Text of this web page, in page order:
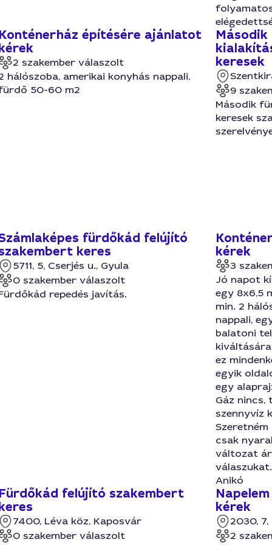
építésére ajánlatot
2 szakember válaszolt
hálószoba, amerikai konyhás nappali,
50-60 m2
keresek
9
Második
keresek
fürdőkád felújító
keres
5711, 5, Cserjés u., Gyula
0 szakember válaszolt
repedés javítás.
kérek
3
Jó napot
egy 8x6,5
min. 2
nappali,
balatoni
ez
egyik
egy
Gáz nincs,
szennyvíz
csak
változat
Anikó
felújító szakembert
7400, Léva köz, Kaposvár
0 szakember válaszolt
kérek
2030, 7,
2